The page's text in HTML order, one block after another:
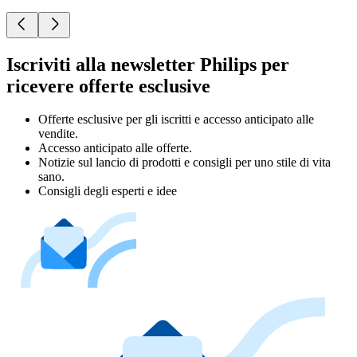
Iscriviti alla newsletter Philips per
ricevere offerte esclusive
Offerte esclusive per gli iscritti e accesso anticipato alle
vendite.
Accesso anticipato alle offerte.
Notizie sul lancio di prodotti e consigli per uno stile di vita
sano.
Consigli degli esperti e idee